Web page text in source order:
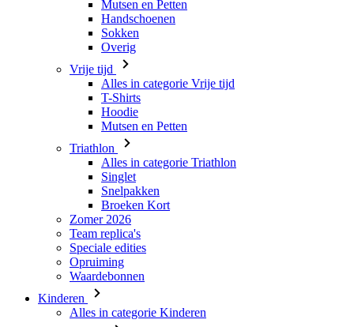
Mutsen en Petten
Handschoenen
Sokken
Overig
Vrije tijd
Alles in categorie Vrije tijd
T-Shirts
Hoodie
Mutsen en Petten
Triathlon
Alles in categorie Triathlon
Singlet
Snelpakken
Broeken Kort
Zomer 2026
Team replica's
Speciale edities
Opruiming
Waardebonnen
Kinderen
Alles in categorie Kinderen